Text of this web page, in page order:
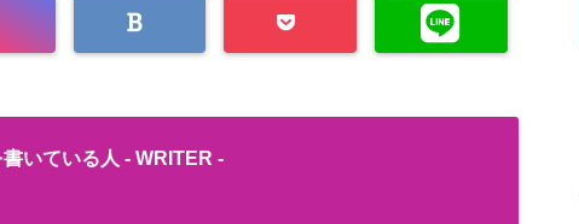
いている人 - WRITER -